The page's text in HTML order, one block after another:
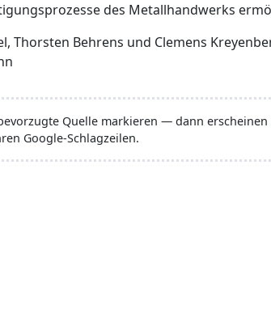
des Metallhandwerks
Thorsten Behrens und Clemens
Quelle markieren — dann erscheinen
Google-Schlagzeilen.